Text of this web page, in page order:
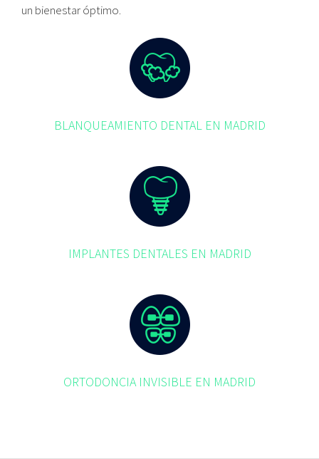
un bienestar óptimo.
BLANQUEAMIENTO DENTAL EN MADRID
IMPLANTES DENTALES EN MADRID
ORTODONCIA INVISIBLE EN MADRID